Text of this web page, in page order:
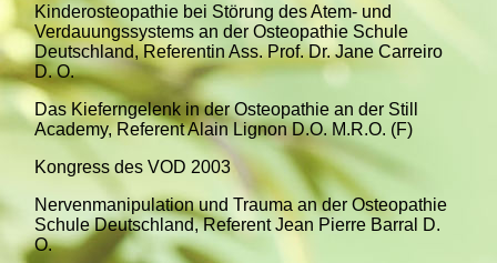
Kinderosteopathie bei Störung des Atem- und
Verdauungssystems an der Osteopathie Schule
Deutschland, Referentin Ass. Prof. Dr. Jane Carreiro
D. O.
Das Kieferngelenk in der Osteopathie an der Still
Academy, Referent Alain Lignon D.O. M.R.O. (F)
Kongress des VOD 2003
Nervenmanipulation und Trauma an der Osteopathie
Schule Deutschland, Referent Jean Pierre Barral D.
O.